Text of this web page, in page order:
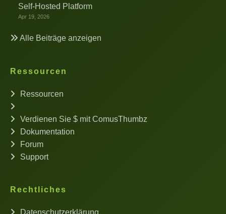
Self-Hosted Platform
Apr 19, 2026
Alle Beiträge anzeigen
Ressourcen
Ressourcen
Verdienen Sie $ mit ComusThumbz
Dokumentation
Forum
Support
Rechtliches
Datenschutzerklärung